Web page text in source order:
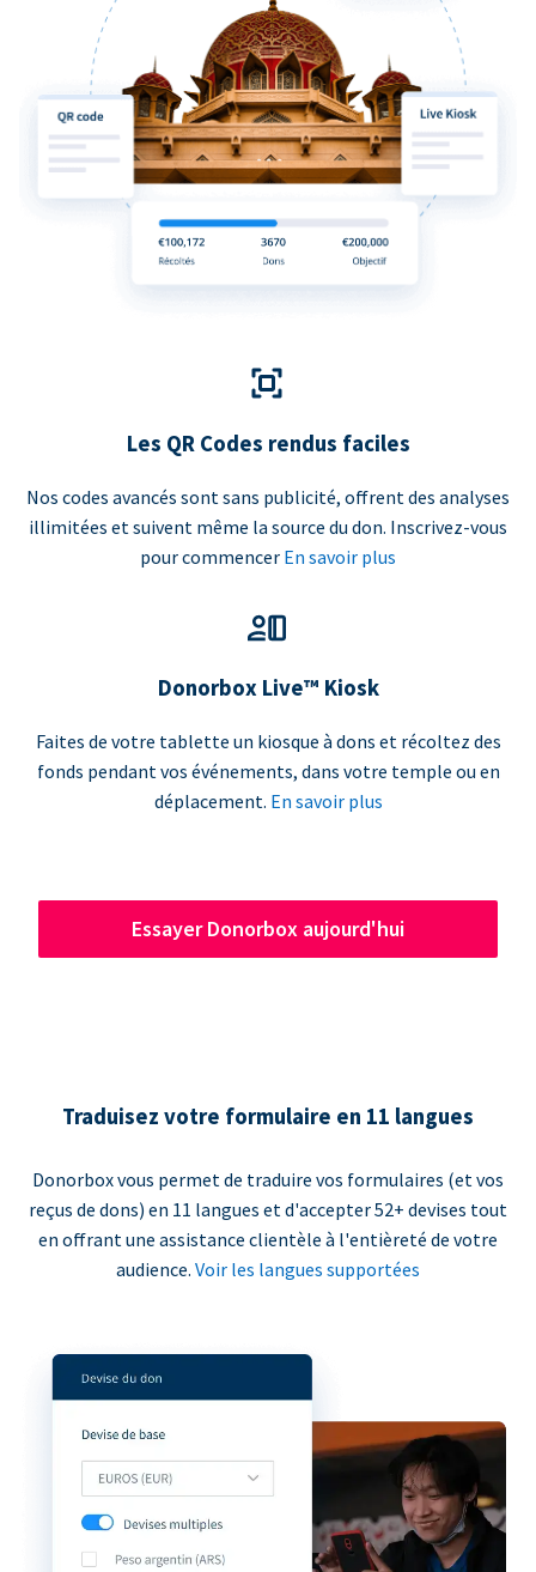
Les QR Codes rendus faciles
Nos codes avancés sont sans publicité, offrent des analyses
illimitées et suivent même la source du don. Inscrivez-vous
pour commencer En savoir plus
Donorbox Live™ Kiosk
Faites de votre tablette un kiosque à dons et récoltez des
fonds pendant vos événements, dans votre temple ou en
déplacement. En savoir plus
Essayer Donorbox aujourd'hui
Traduisez votre formulaire en 11 langues
Donorbox vous permet de traduire vos formulaires (et vos
reçus de dons) en 11 langues et d'accepter 52+ devises tout
en offrant une assistance clientèle à l'entièreté de votre
audience. Voir les langues supportées